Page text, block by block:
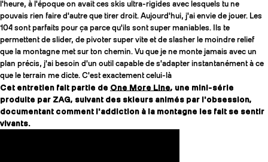
l'heure, à l'époque on avait ces skis ultra-rigides avec lesquels tu ne
pouvais rien faire d'autre que tirer droit. Aujourd'hui, j'ai envie de jouer. Les
104 sont parfaits pour ça parce qu'ils sont super maniables. Ils te
permettent de slider, de pivoter super vite et de slasher le moindre relief
que la montagne met sur ton chemin. Vu que je ne monte jamais avec un
plan précis, j'ai besoin d'un outil capable de s'adapter instantanément à ce
que le terrain me dicte. C'est exactement celui-là
Cet entretien fait partie de One More Line, une mini-série
produite par ZAG, suivant des skieurs animés par l'obsession,
documentant comment l'addiction à la montagne les fait se sentir
vivants.